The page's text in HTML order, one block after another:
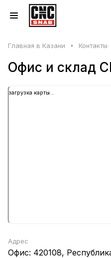
Главная в Казани Контакты
Офис и склад
Адрес
Офис: 420108,
загрузка карты...